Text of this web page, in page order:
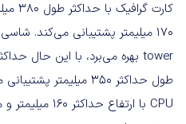
طول حداکثر ۳۵۰